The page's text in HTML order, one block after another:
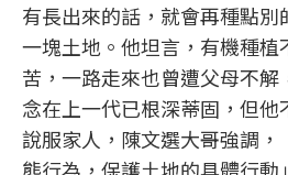
有長出來的話，就會再種點
一塊土地。他坦言，有機種植
苦，一路走來也曾遭父母不
念在上一代已根深蒂固，但
說服家人，陳文選大哥強調，